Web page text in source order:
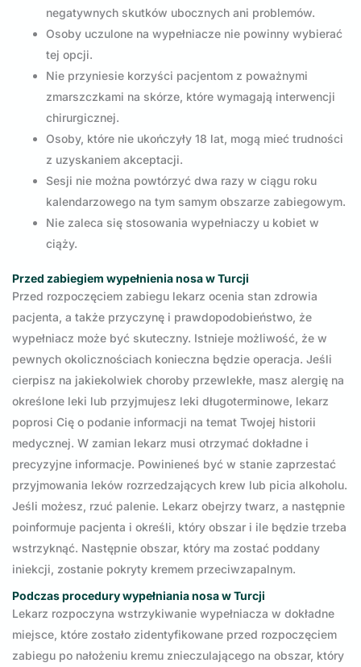
negatywnych skutków ubocznych ani problemów.
Osoby uczulone na wypełniacze nie powinny wybierać
tej opcji.
Nie przyniesie korzyści pacjentom z poważnymi
zmarszczkami na skórze, które wymagają interwencji
chirurgicznej.
Osoby, które nie ukończyły 18 lat, mogą mieć trudności
z uzyskaniem akceptacji.
Sesji nie można powtórzyć dwa razy w ciągu roku
kalendarzowego na tym samym obszarze zabiegowym.
Nie zaleca się stosowania wypełniaczy u kobiet w
ciąży.
Przed zabiegiem wypełnienia nosa w Turcji
Przed rozpoczęciem zabiegu lekarz ocenia stan zdrowia
pacjenta, a także przyczynę i prawdopodobieństwo, że
wypełniacz może być skuteczny. Istnieje możliwość, że w
pewnych okolicznościach konieczna będzie operacja. Jeśli
cierpisz na jakiekolwiek choroby przewlekłe, masz alergię na
określone leki lub przyjmujesz leki długoterminowe, lekarz
poprosi Cię o podanie informacji na temat Twojej historii
medycznej. W zamian lekarz musi otrzymać dokładne i
precyzyjne informacje. Powinieneś być w stanie zaprzestać
przyjmowania leków rozrzedzających krew lub picia alkoholu.
Jeśli możesz, rzuć palenie. Lekarz obejrzy twarz, a następnie
poinformuje pacjenta i określi, który obszar i ile będzie trzeba
wstrzyknąć. Następnie obszar, który ma zostać poddany
iniekcji, zostanie pokryty kremem przeciwzapalnym.
Podczas procedury wypełniania nosa w Turcji
Lekarz rozpoczyna wstrzykiwanie wypełniacza w dokładne
miejsce, które zostało zidentyfikowane przed rozpoczęciem
zabiegu po nałożeniu kremu znieczulającego na obszar, który